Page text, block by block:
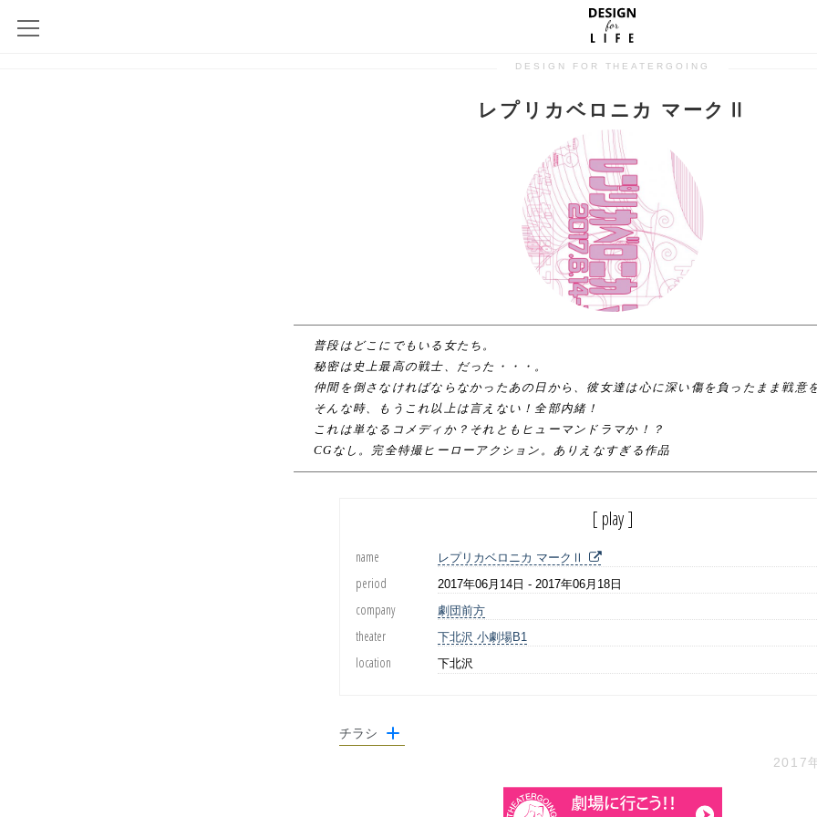
DESIGN FOR THEATERGOING
レプリカベロニカ マークⅡ
普段はどこにでもいる女たち。
秘密は史上最高の戦士、だった・・・。
仲間を倒さなければならなかったあの日から、彼女達は心に深い傷を負ったまま戦意
そんな時、もうこれ以上は言えない！全部内緒！
これは単なるコメディか？それともヒューマンドラマか！？
CGなし。完全特撮ヒーローアクション。ありえなすぎる作品
[ play ]
name レプリカベロニカ マークⅡ
period 2017年06月14日 - 2017年06月18日
company 劇団前方
theater 下北沢 小劇場B1
location 下北沢
チラシ
2017